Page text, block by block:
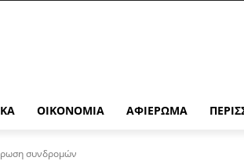
ΟΙΚΟΝΟΜΊΑ ΑΦΙΈΡΩΜΑ
συνδρομών